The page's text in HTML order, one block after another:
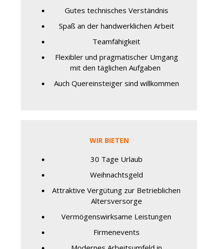
Gutes technisches Verständnis
Spaß an der handwerklichen Arbeit
Teamfähigkeit
Flexibler und pragmatischer Umgang
mit den täglichen Aufgaben
Auch Quereinsteiger sind willkommen
WIR BIETEN
30 Tage Urlaub
Weihnachtsgeld
Attraktive Vergütung zur Betrieblichen
Altersversorge
Vermögenswirksame Leistungen
Firmenevents